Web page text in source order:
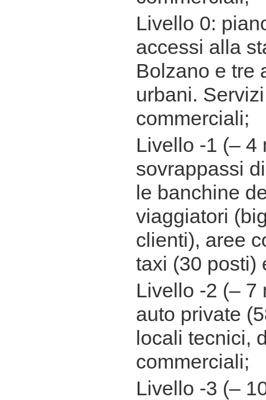
Livello 0:
accessi alla
Bolzano e tre
urbani.
commerciali;
Livello -1 (– 4
sovrappassi
le banchine
viaggiatori
clienti), aree
taxi (30 posti)
Livello -2 (– 7
auto private
locali tecnici,
commerciali;
Livello -3 (–